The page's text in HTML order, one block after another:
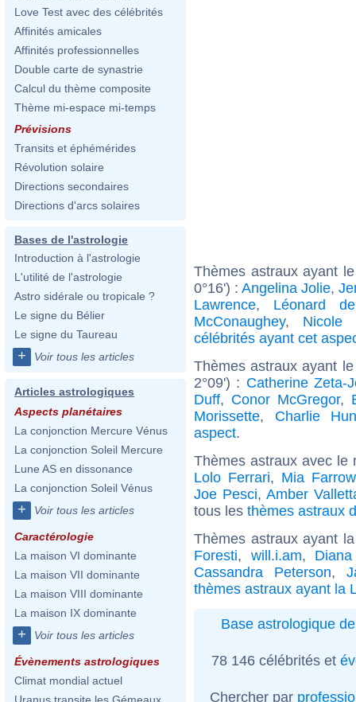
Love Test avec des célébrités
Affinités amicales
Affinités professionnelles
Double carte de synastrie
Calcul du thème composite
Thème mi-espace mi-temps
Prévisions
Transits et éphémérides
Révolution solaire
Directions secondaires
Directions d'arcs solaires
Bases de l'astrologie
Introduction à l'astrologie
L'utilité de l'astrologie
Astro sidérale ou tropicale ?
Le signe du Bélier
Le signe du Taureau
+ Voir tous les articles
Articles astrologiques
Aspects planétaires
La conjonction Mercure Vénus
La conjonction Soleil Mercure
Lune AS en dissonance
La conjonction Soleil Vénus
+ Voir tous les articles
Caractérologie
La maison VI dominante
La maison VII dominante
La maison VIII dominante
La maison IX dominante
+ Voir tous les articles
Évènements astrologiques
Climat mondial actuel
Thèmes astraux ayant
0°16') : Angelina Jolie,
Lawrence, Léonard
McConaughey, Nicole
célébrités ayant cet
Thèmes astraux ayant
2°09') : Catherine Zeta-
Duff, Conor McGregor,
Morissette, Charlie
aspect.
Thèmes astraux avec
Lolo Ferrari, Mia Farrow
Joe Pesci, Amber
tous les thèmes astraux
Thèmes astraux ayant
Foresti, will.i.am,
Cassandra Peterson,
thèmes astraux ayant la
Base astrologique
78 146 célébrités et
Chercher par